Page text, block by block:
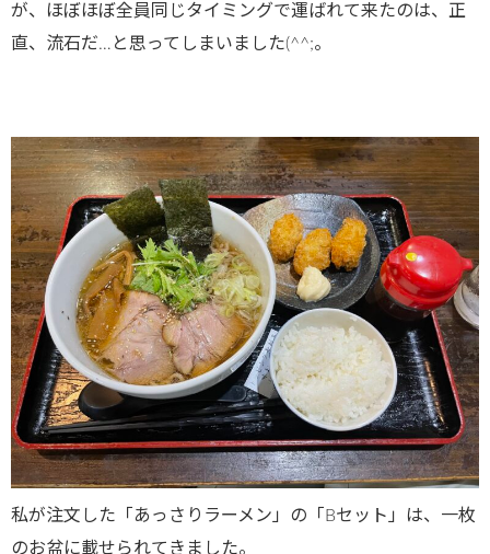
が、ほぼほぼ全員同じタイミングで運ばれて来たのは、正
直、流石だ…と思ってしまいました(^^;。
私が注文した「あっさりラーメン」の「Bセット」は、一枚
のお盆に載せられてきました。